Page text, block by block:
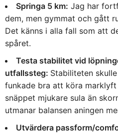
Springa 5 km: Jag har
dem, men gymmat och gått
Det känns i alla fall som att
spåret.
Testa stabilitet vid
utfallssteg: Stabiliteten
funkade bra att köra
snäppet mjukare sula än
utmanar balansen aningen
Utvärdera passform/